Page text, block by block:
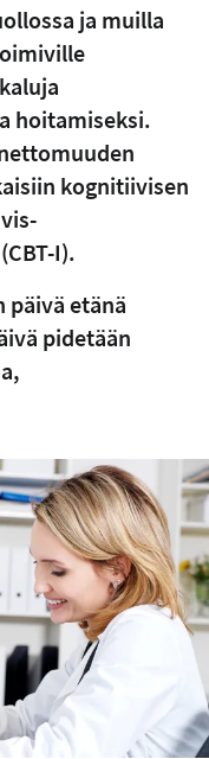
ja muilla
hoitamiseksi.
kognitiivisen
I).
päivä etänä
pidetään